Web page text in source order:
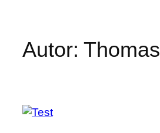
Autor:Thomas